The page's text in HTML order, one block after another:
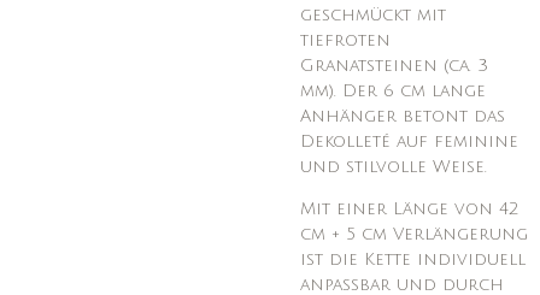
geschmückt mit
tiefroten
Granatsteinen (ca. 3
mm). Der 6 cm lange
Anhänger betont das
Dekolleté auf feminine
und stilvolle Weise.
Mit einer Länge von 42
cm + 5 cm Verlängerung
ist die Kette individuell
anpassbar und durch